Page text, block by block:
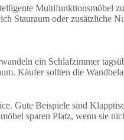
Multifunktionsmöbel
Stauraum oder zusätzliche
ein Schlafzimmer
Käufer sollten die
Gute Beispiele sind
sparen Platz, wenn sie